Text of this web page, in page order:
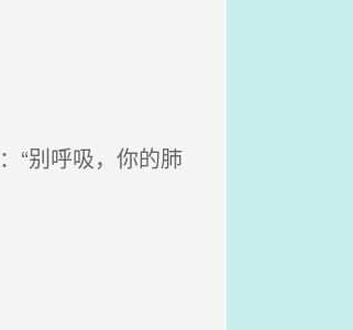
“别呼吸，你的肺